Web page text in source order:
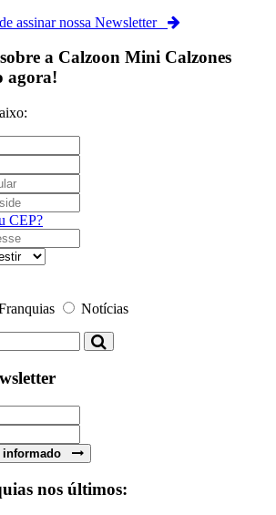
assinar nossa Newsletter
a Calzoon Mini Calzones
agora!
CEP?
Notícias
informado
nos últimos: